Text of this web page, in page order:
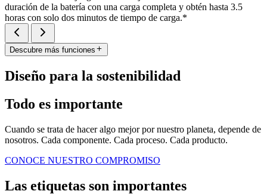
duración de la batería con una carga completa y obtén hasta 3.5
horas con solo dos minutos de tiempo de carga.*
Descubre más funciones
Diseño para la sostenibilidad
Todo es importante
Cuando se trata de hacer algo mejor por nuestro planeta, depende de
nosotros. Cada componente. Cada proceso. Cada producto.
CONOCE NUESTRO COMPROMISO
Las etiquetas son importantes